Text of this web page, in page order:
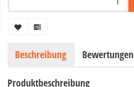
Beschreibung Bewertungen
Produktbeschreibung